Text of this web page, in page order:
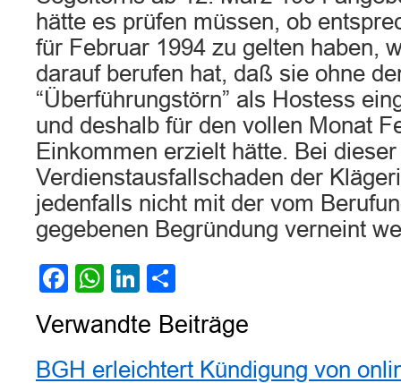
hätte es prüfen müssen, ob
für Februar 1994 zu gelten haben,
darauf berufen hat, daß sie ohne
“Überführungstörn” als Hostess
und deshalb für den vollen Monat
Einkommen erzielt hätte. Bei
Verdienstausfallschaden der
jedenfalls nicht mit der vom
gegebenen Begründung verneint
Facebook
WhatsApp
LinkedIn
Verwandte Beiträge
BGH erleichtert Kündigung von